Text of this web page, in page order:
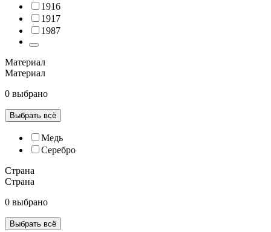
1916
1917
1987
Материал
Материал
0 выбрано
Выбрать всё
Медь
Серебро
Страна
Страна
0 выбрано
Выбрать всё